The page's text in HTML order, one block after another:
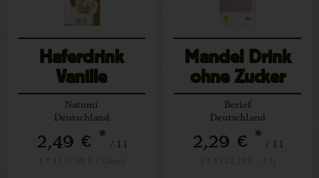
Haferdrink
Vanille
Natumi
Deutschland
2,49 € * / 1 l
Mandel Drink
ohne Zucker
Berief
Deutschland
2,29 € * / 1 l